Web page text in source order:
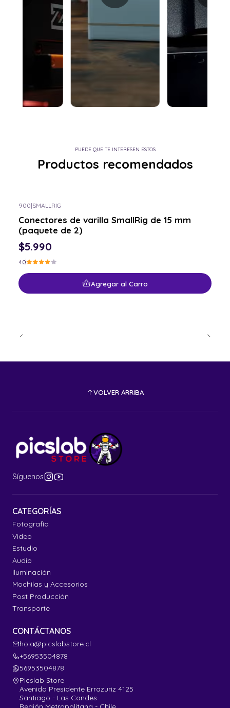
PUEDE QUE TE INTERESEN ESTOS
Productos recomendados
900|SMALLRIG
Conectores de varilla SmallRig de 15 mm
(paquete de 2)
$5.990
4.0
Agregar al Carro
VOLVER ARRIBA
Síguenos
CATEGORÍAS
Fotografía
Video
Estudio
Audio
Iluminación
Mochilas y Accesorios
Post Producción
Transporte
CONTÁCTANOS
hola@picslabstore.cl
+56953504878
56953504878
Picslab Store
Avenida Presidente Errazuriz 4125
Santiago - Las Condes